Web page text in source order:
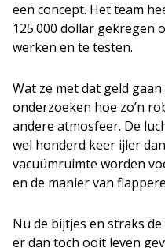
een concept. Het team
125.000 dollar gekregen
werken en te testen.
Wat ze met dat geld
onderzoeken hoe zo’n
andere atmosfeer. De
wel honderd keer ijler
vacuümruimte worden
en de manier van
Nu de bijtjes en straks
er dan toch ooit leven